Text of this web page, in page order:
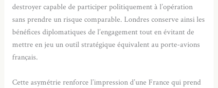
destroyer capable de participer politiquement à l’opération
sans prendre un risque comparable. Londres conserve ainsi les
bénéfices diplomatiques de l’engagement tout en évitant de
mettre en jeu un outil stratégique équivalent au porte-avions
français.
Cette asymétrie renforce l’impression d’une France qui prend